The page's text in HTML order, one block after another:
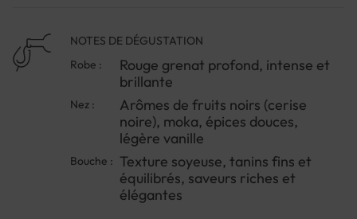
Marc Milhade, la viticulture respectueuse de
l’environnement contribue à révéler un vin à la fois
puissant et soyeux, marqué par des arômes
chaleureux de cerise noire, de moka et d’épices
douces. La bouche dévoile des tanins fins et une
délicate note vanillée qui séduiront les amateurs de
vins à la fois riches et accessibles.Parfait pour un
repas convivial, ce grand cru s’accordera
merveilleusement bien avec une viande rouge
grillée ou un plat en sauce. Pour apprécier
pleinement ses nuances, servez-le légèrement
NOTES DE DÉGUSTATION
Robe :
Rouge grenat profond, intense et
brillante
Nez :
Arômes de fruits noirs (cerise
noire), moka, épices douces,
légère vanille
Bouche : Texture soyeuse, tanins fins et
équilibrés, saveurs riches et
élégantes